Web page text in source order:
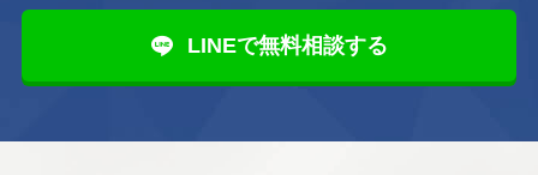
LINEで無料相談する